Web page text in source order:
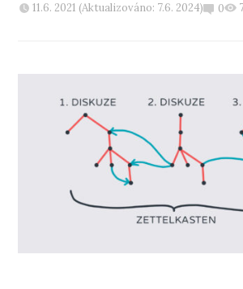
11.6. 2021 (Aktualizováno: 7.6. 2024) 0